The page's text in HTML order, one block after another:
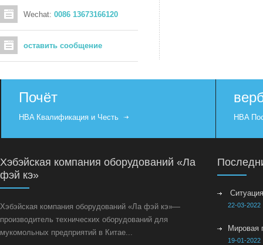
Wechat: 0086 13673166120
оставить сообщение
Почёт
HBA Квалификация и Честь HBA
Хэбэйская компания оборудований «Ла
фэй кэ»
Хэбэйская компания оборудований «Ла фэй кэ»—
производитель технических оборудований для
мукомольных предприятий в Китае...
22-03-2022
Мировая
19-01-2022